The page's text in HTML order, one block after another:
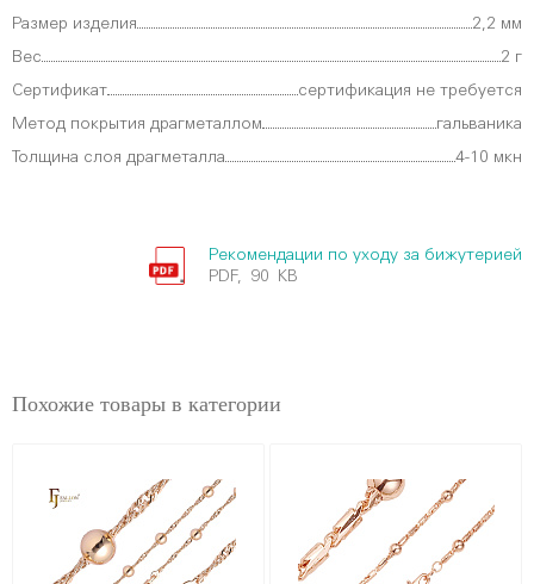
Размер изделия 2,2 мм
Вес 2 г
Сертификат сертификация не требуется
Метод покрытия драгметаллом гальваника
Толщина слоя драгметалла 4-10 мкн
Рекомендации по уходу за бижутерией
PDF, 90 KB
Похожие товары в категории